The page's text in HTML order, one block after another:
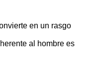
en un rasgo
al hombre es